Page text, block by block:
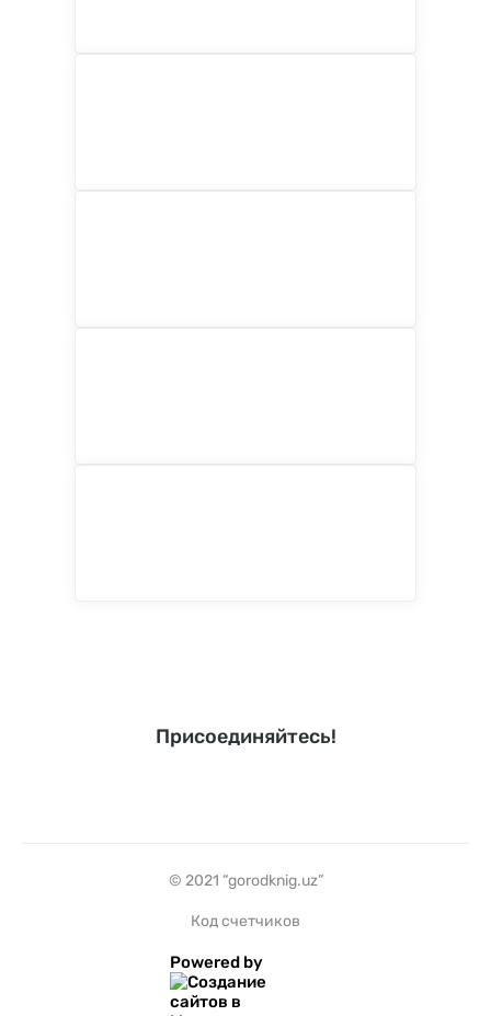
Присоединяйтесь!
© 2021 “gorodknig.uz”
Код счетчиков
Powered by